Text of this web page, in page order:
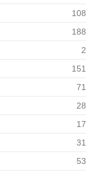
108
188
2
151
71
28
17
31
53